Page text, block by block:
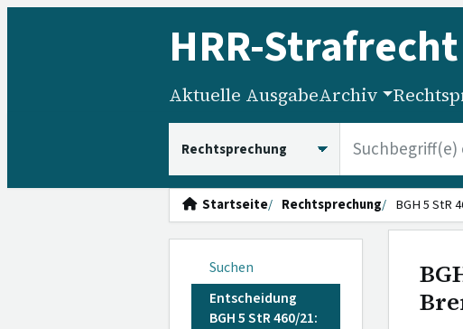
HRR-Strafrecht
Aktuelle AusgabeArchiv
Startseite Rechtsprechung BGH 5 StR
Suchen
Entscheidung
BGH 5 StR 460/21: